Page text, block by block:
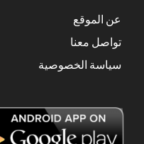
عن الموقع
تواصل معنا
سياسة الخصوصية